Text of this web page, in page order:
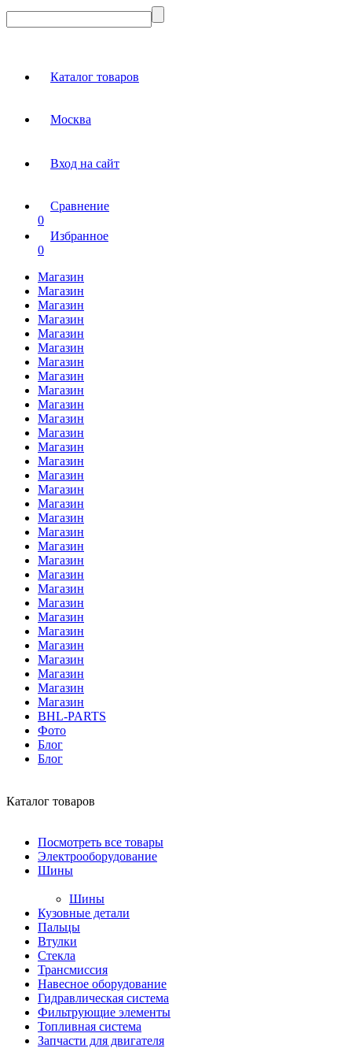
Каталог товаров
Москва
Вход на сайт
Сравнение
0
Избранное
0
Магазин
Магазин
Магазин
Магазин
Магазин
Магазин
Магазин
Магазин
Магазин
Магазин
Магазин
Магазин
Магазин
Магазин
Магазин
Магазин
Магазин
Магазин
Магазин
Магазин
Магазин
Магазин
Магазин
Магазин
Магазин
Магазин
Магазин
Магазин
Магазин
Магазин
Магазин
BHL-PARTS
Фото
Блог
Блог
Каталог товаров
Посмотреть все товары
Электрооборудование
Шины
Шины
Кузовные детали
Пальцы
Втулки
Стекла
Трансмиссия
Навесное оборудование
Гидравлическая система
Фильтрующие элементы
Топливная система
Запчасти для двигателя